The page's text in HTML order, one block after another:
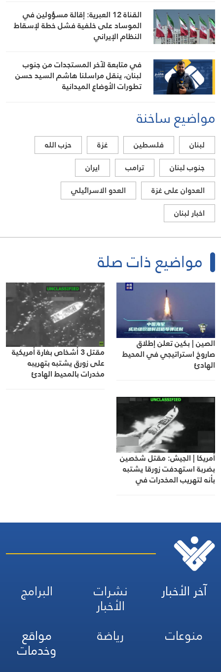
المواقف الرسمية وأبرز التطورات ذات
الصلة بالشأنين الداخلي والإقليمي
القناة 12 العبرية: إقالة مسؤولين في
الموساد على خلفية فشل خطة لإسقاط
النظام الإيراني
في متابعة لآخر المستجدات من جنوب
لبنان، ينقل مراسلنا هاشم السيد حسن
تطورات الأوضاع الميدانية
مواضيع ساخنة
لبنان فلسطين غزة
حزب الله
جنوب لبنان
ترامب
ايران
العدوان على غزة
العدو الاسرائيلي
اخبار لبنان
مواضيع ذات صلة
الصين | بكين تعلن إطلاق
صاروخ استراتيجي في المحيط
الهادئ
مقتل 3 أشخاص بغارة أمريكية
على زورق يشتبه بتهريبه
مخدرات بالمحيط الهادئ
أمريكا | الجيش: مقتل شخصين
بضربة استهدفت زورقا يشتبه
بأنه لتهريب المخدرات في
آخر الأخبار نشرات
الأخبار
البرامج
منوعات
رياضة مواقع
وخدمات